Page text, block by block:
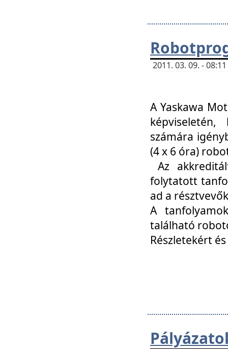
2011. 03. 09. -
A Yaskawa
számára
(4 x 6 óra)
Az
folytatott
ad a
A
található
Részletekért